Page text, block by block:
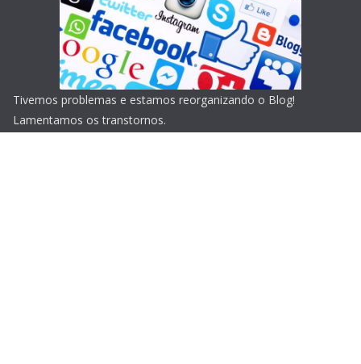
Tivemos problemas e estamos reorganizando o Blog!
Lamentamos os transtornos.